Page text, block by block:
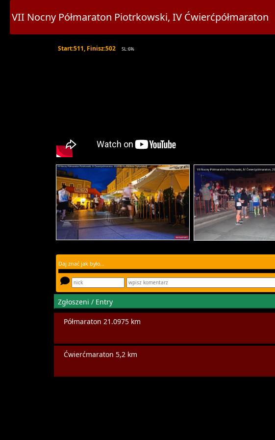
VII Nocny Półmaraton Piotrkowski, IV Ćwierćpółmaraton
Start:511, Finisz:502 SL:6%
Daj znać jak było...
Zgłoszeni / Entry
Półmaraton 21.0975 km
Ćwierćmaraton 5,2 km